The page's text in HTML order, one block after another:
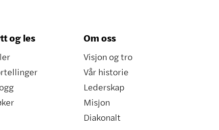
og les Om oss
Visjon og tro
Vår historie
Lederskap
Misjon
Diakonalt